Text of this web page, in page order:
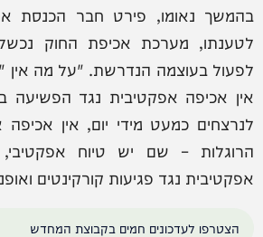
בהמשך נאומו, פירט חבר הכנסת
לטענתו, מערכת אכיפת החוק
לפעול בעוצמה הנדרשת. "על מה אין
אין אכיפה אפקטיבית נגד הפשיעה
לנרצחים כמעט מידי יום, אין
הרוגלות – שם יש טיוח אפקטיבי,
אפקטיבית נגד פגיעות קורקינטים
הצטרפו לעדכונים חמים בקבוצת המחדש